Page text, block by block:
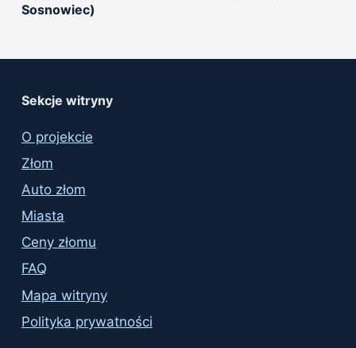
Sosnowiec)
Sekcje witryny
O projekcie
Złom
Auto złom
Miasta
Ceny złomu
FAQ
Mapa witryny
Polityka prywatności